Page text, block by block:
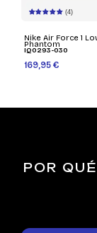
(4)
Nike Air Force 1
Phantom
IQ0293-030
169,95 €
POR